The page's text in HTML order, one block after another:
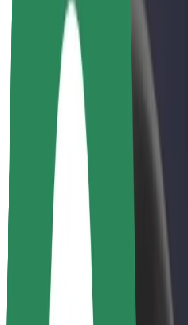
Conductores
Ingresos de conductor/a
Repartidores
Ingresos de repartidor
Comercios de Bolt Food
Flotas
Franquicias
Empresa
Trabajá con nosotros
Acerca de Bolt
Sostenibilidad en Bolt
Project Zero